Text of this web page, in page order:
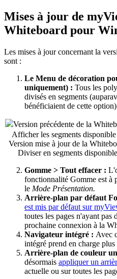
Mises à jour de
Whiteboard pour
Les mises à jour concernant la
sont :
Le Menu de décoration
uniquement) : Tous les
divisés en segments
bénéficiaient de cette
Version précédente de la
Afficher les segments
Version mise à jour de la
Diviser en segments
Gomme > Tout effacer :
fonctionnalité Gomme est à
le Mode Présentation.
Arrière-plan par défaut
est mis par défaut sur
toutes les pages n'ayant
prochaine connexion à la
Navigateur intégré : Avec
intégré prend en charge plus
Arrière-plan de couleur
désormais appliquer un
actuelle ou sur toutes les